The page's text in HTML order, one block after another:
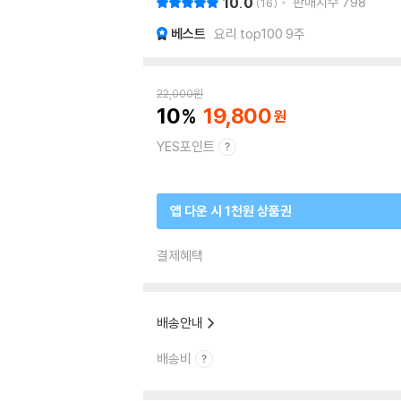
베스트 요리 top100 9주
22,000원
10 19,800
YES포인트
앱 다운 시 1천원 상품권
결제혜택
배송안내
배송비